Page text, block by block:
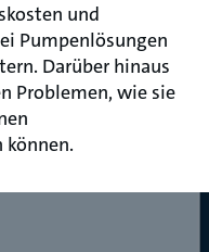
und
Pumpenlösungen
Darüber hinaus
Problemen, wie sie